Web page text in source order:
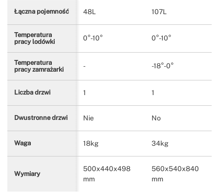
Łączna pojemność 48L 107L
Temperatura
pracy lodówki
0°-10° 0°-10°
Temperatura
pracy zamrażarki
- -18°-0°
Liczba drzwi 1 1
Dwustronne drzwi Nie No
Waga 18kg 34kg
Wymiary
500x440x498
mm
560x540x840
mm